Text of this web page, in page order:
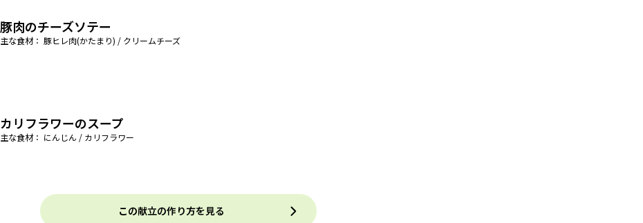
豚肉のチーズソテー
主な食材： 豚ヒレ肉(かたまり) / クリームチーズ
カリフラワーのスープ
主な食材： にんじん / カリフラワー
この献立の作り方を見る